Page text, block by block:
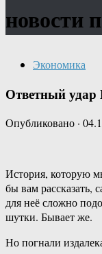
новости
Экономика
Ответный удар
Опубликовано ·
История, которую
бы вам рассказать,
для неё сложно
шутки. Бывает же.
Но погнали